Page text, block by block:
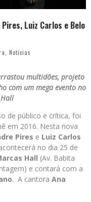
Luiz Carlos e Belo
, Notícias
multidões, projeto
com um mega evento no
Hall
de público e crítica, foi
em 2016. Nesta nova
Pires e Luiz Carlos
no dia 25 de
Hall (Av. Babita
e contará com a
. A cantora Ana